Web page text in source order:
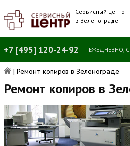
Сервисный центр
в Зеленограде
+7 [495] 120-24-92 ЕЖЕДНЕВНО,
| Ремонт копиров в Зеленограде
Ремонт копиров в